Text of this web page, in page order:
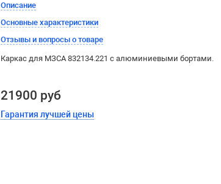
Описание
Основные характеристики
Отзывы и вопросы о товаре
Каркас для МЗСА 832134.221 с алюминиевыми бортами.
21900 руб
Гарантия лучшей цены